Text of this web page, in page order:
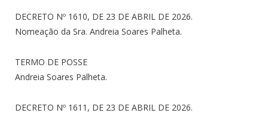
DECRETO Nº 1610, DE 23 DE ABRIL DE 2026.
Nomeação da Sra. Andreia Soares Palheta.
TERMO DE POSSE
Andreia Soares Palheta.
DECRETO Nº 1611, DE 23 DE ABRIL DE 2026.